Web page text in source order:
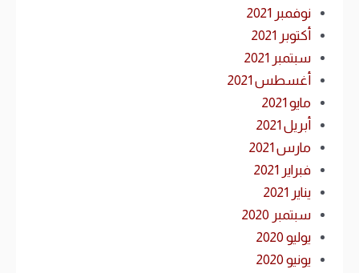
نوفمبر 2021
أكتوبر 2021
سبتمبر 2021
أغسطس 2021
مايو 2021
أبريل 2021
مارس 2021
فبراير 2021
يناير 2021
سبتمبر 2020
يوليو 2020
يونيو 2020